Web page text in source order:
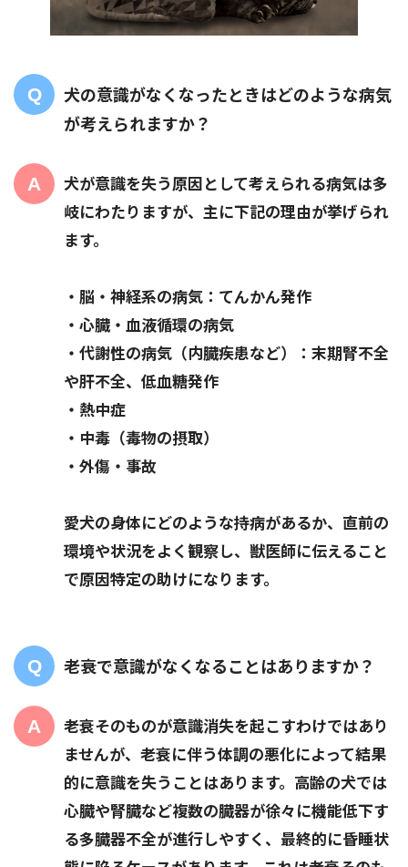
犬の意識がなくなったときはどのような病気
が考えられますか？
犬が意識を失う原因として考えられる病気は多
岐にわたりますが、主に下記の理由が挙げられ
ます。
・脳・神経系の病気：てんかん発作
・心臓・血液循環の病気
・代謝性の病気（内臓疾患など）：末期腎不全
や肝不全、低血糖発作
・熱中症
・中毒（毒物の摂取）
・外傷・事故
愛犬の身体にどのような持病があるか、直前の
環境や状況をよく観察し、獣医師に伝えること
で原因特定の助けになります。
老衰で意識がなくなることはありますか？
老衰そのものが意識消失を起こすわけではあり
ませんが、老衰に伴う体調の悪化によって結果
的に意識を失うことはあります。高齢の犬では
心臓や腎臓など複数の臓器が徐々に機能低下す
る多臓器不全が進行しやすく、最終的に昏睡状